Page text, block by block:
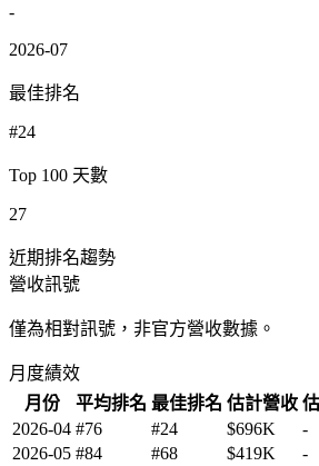
-
2026-07
最佳排名
#24
Top 100 天數
27
近期排名趨勢
營收訊號
僅為相對訊號，非官方營收數據。
月度績效
月份
平均排名 最佳排名 估計營收
2026-04 #76 #24 $696K -
2026-05 #84 #68 $419K -